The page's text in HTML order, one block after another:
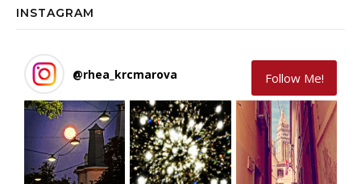
INSTAGRAM
@rhea_krcmarova Follow Me!